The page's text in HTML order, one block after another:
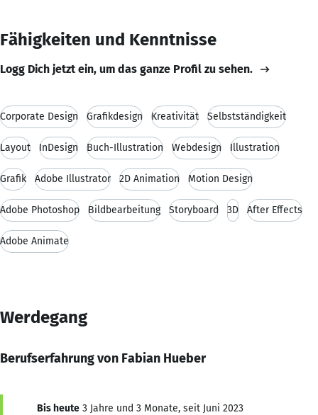
Fähigkeiten und Kenntnisse
Logg Dich jetzt ein, um das ganze Profil zu sehen.
Corporate Design Grafikdesign Kreativität Selbstständigkeit
Layout InDesign Buch-Illustration Webdesign Illustration
Grafik Adobe Illustrator 2D Animation Motion Design
Adobe Photoshop Bildbearbeitung Storyboard 3D After Effects
Adobe Animate
Werdegang
Berufserfahrung von Fabian Hueber
Bis heute 3 Jahre und 3 Monate, seit Juni 2023